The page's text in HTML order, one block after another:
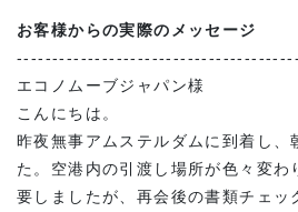
お客様からの実際のメッセージ
エコノムーブジャパン様
こんにちは。
昨夜無事アムステルダムに到着し、
た。空港内の引渡し場所が色々変わ
要しましたが、再会後の書類チェッ